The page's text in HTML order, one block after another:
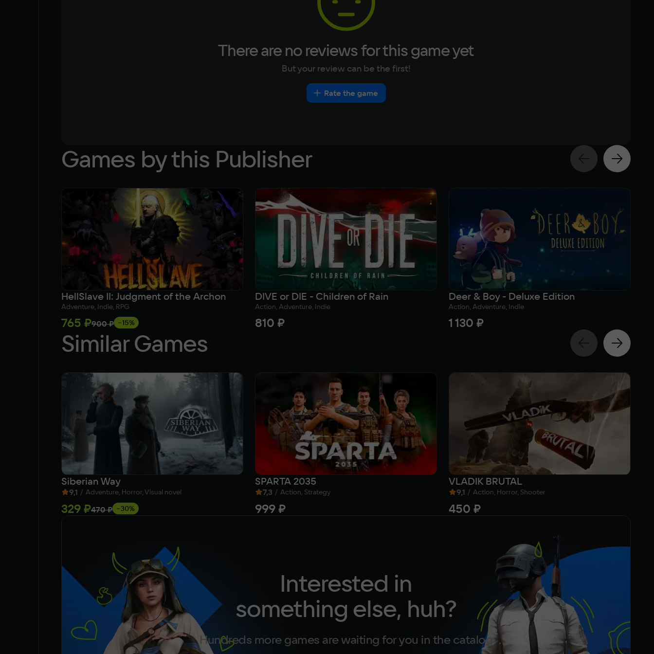
There are no reviews for this game yet
But your review can be the first!
Rate the game
Games by this Publisher
HellSlave II: Judgment of the Archon
Adventure, Indie, RPG
765 ₽900 ₽ −15%
DIVE or DIE - Children of Rain
Action, Adventure, Indie
810 ₽
Deer & Boy - Deluxe Edition
Action, Adventure, Indie
1 130 ₽
Similar Games
Siberian Way
9,1 / Adventure, Horror, Visual novel
329 ₽470 ₽ −30%
SPARTA 2035
7,3 / Action, Strategy
999 ₽
VLADIK BRUTAL
9,1 / Action, Horror, Shooter
450 ₽
Interested in
something else, huh?
Hundreds more games are waiting for you in the catalog